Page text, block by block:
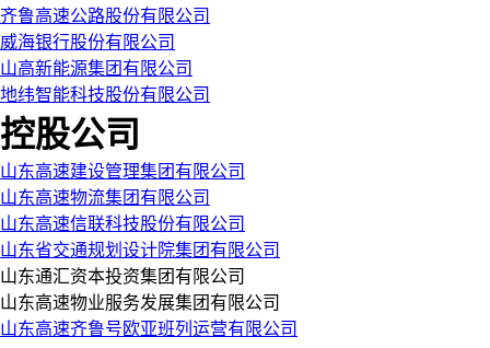
齐鲁高速公路股份有限公司
威海银行股份有限公司
山高新能源集团有限公司
地纬智能科技股份有限公司
控股公司
山东高速建设管理集团有限公司
山东高速物流集团有限公司
山东高速信联科技股份有限公司
山东省交通规划设计院集团有限公司
山东通汇资本投资集团有限公司
山东高速物业服务发展集团有限公司
山东高速齐鲁号欧亚班列运营有限公司